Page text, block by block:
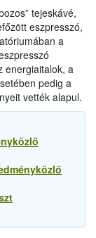
tejeskávé,
eszpresszó,
a
energiaitalok, a
pedig a
vették alapul.